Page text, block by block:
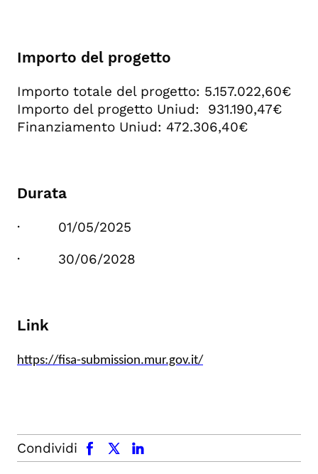
Importo del progetto
Importo totale del progetto: 5.157.022,60€
Importo del progetto Uniud: 931.190,47€
Finanziamento Uniud: 472.306,40€
Durata
· 01/05/2025
· 30/06/2028
Link
https://fisa-submission.mur.gov.it/
Condividi
facebook x.com linkedin